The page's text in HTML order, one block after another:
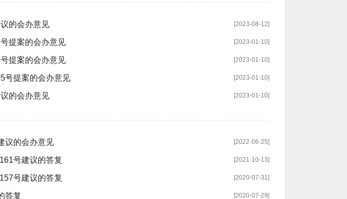
[2023-08-12]
的会办意见
[2023-01-10]
提案的会办意见
[2023-01-10]
提案的会办意见
[2023-01-10]
号提案的会办意见
[2023-01-10]
的会办意见
[2022-06-25]
议的会办意见
[2021-10-13]
号建议的答复
[2020-07-31]
号建议的答复
[2020-07-29]
答复